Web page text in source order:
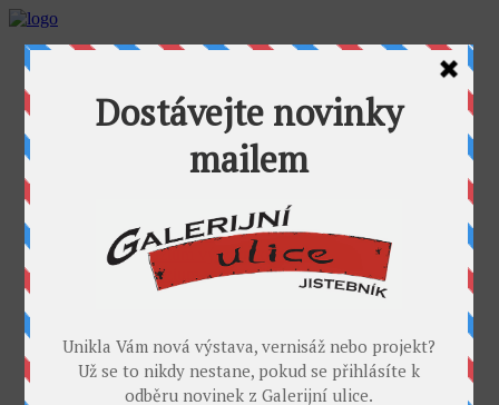
AKTUALITY
GALERIE U FOŤÁKA
Takoví jsme byli
I. sympozium výtvarníků v GU
II. sympozium výtvarníků
Galerijní rybník
V. sympozium výtvarníků v Jistebníku
DESET
KONTAKT